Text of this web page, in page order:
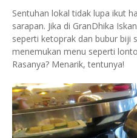
Sentuhan lokal tidak lupa ikut
sarapan. Jika di GranDhika
seperti ketoprak dan bubur biji
menemukan menu seperti
Rasanya? Menarik, tentunya!